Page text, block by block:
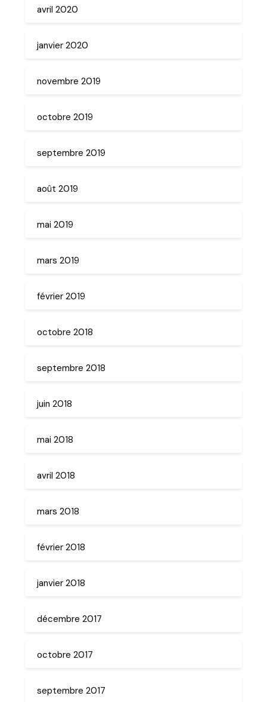
avril 2020
janvier 2020
novembre 2019
octobre 2019
septembre 2019
août 2019
mai 2019
mars 2019
février 2019
octobre 2018
septembre 2018
juin 2018
mai 2018
avril 2018
mars 2018
février 2018
janvier 2018
décembre 2017
octobre 2017
septembre 2017